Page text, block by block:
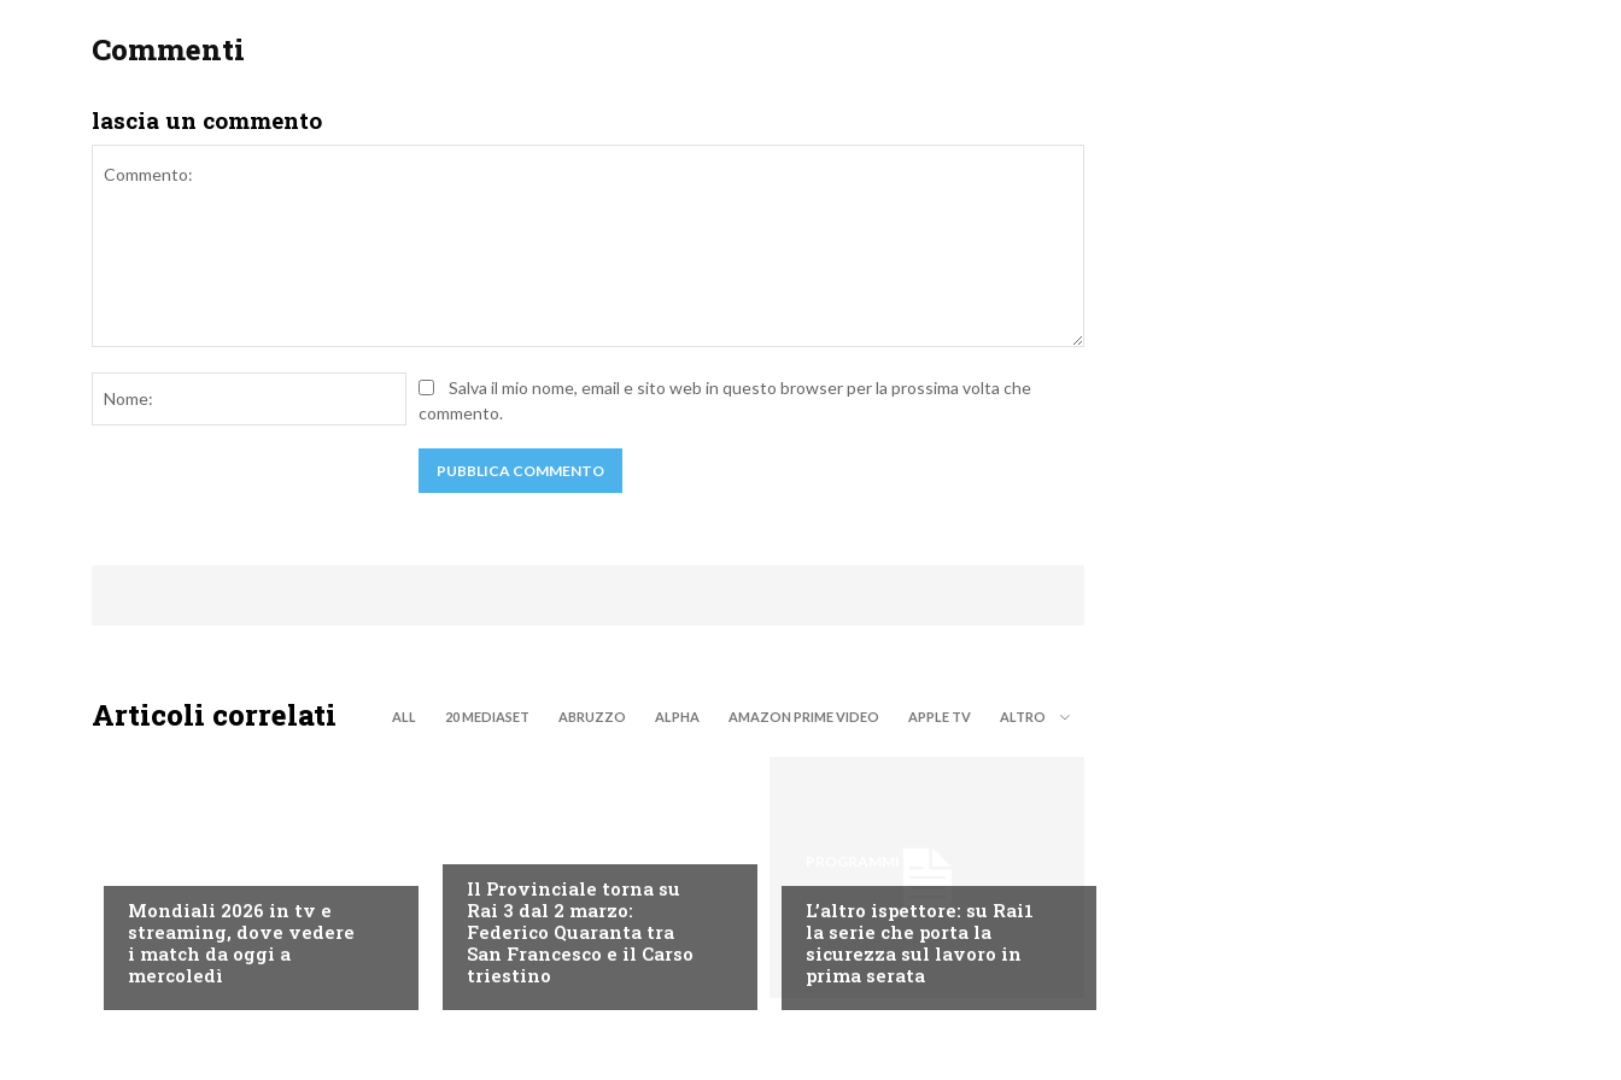
Commenti
lascia un commento
Nome:Salva il mio nome, email e sito web in questo browser per la prossima volta che
commento.
Articoli correlati ALL 20 MEDIASET ABRUZZO ALPHA AMAZON PRIME VIDEO APPLE TV ALTRO
Mondiali 2026 in tv e
streaming, dove vedere
i match da oggi a
mercoledì
Il Provinciale torna su
Rai 3 dal 2 marzo:
Federico Quaranta tra
San Francesco e il Carso
triestino
L’altro ispettore: su Rai1
la serie che porta la
sicurezza sul lavoro in
prima serata